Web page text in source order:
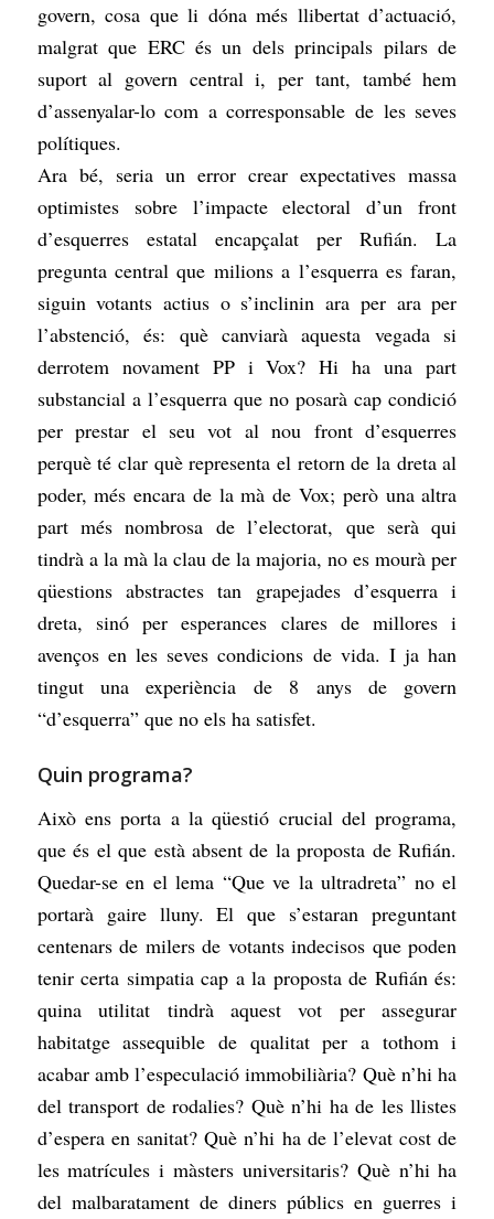
govern, cosa que li dóna més llibertat d’actuació,
malgrat que ERC és un dels principals pilars de
suport al govern central i, per tant, també hem
d’assenyalar-lo com a corresponsable de les seves
polítiques.
Ara bé, seria un error crear expectatives massa
optimistes sobre l’impacte electoral d’un front
d’esquerres estatal encapçalat per Rufián. La
pregunta central que milions a l’esquerra es faran,
siguin votants actius o s’inclinin ara per ara per
l’abstenció, és: què canviarà aquesta vegada si
derrotem novament PP i Vox? Hi ha una part
substancial a l’esquerra que no posarà cap condició
per prestar el seu vot al nou front d’esquerres
perquè té clar què representa el retorn de la dreta al
poder, més encara de la mà de Vox; però una altra
part més nombrosa de l’electorat, que serà qui
tindrà a la mà la clau de la majoria, no es mourà per
qüestions abstractes tan grapejades d’esquerra i
dreta, sinó per esperances clares de millores i
avenços en les seves condicions de vida. I ja han
tingut una experiència de 8 anys de govern
“d’esquerra” que no els ha satisfet.
Quin programa?
Això ens porta a la qüestió crucial del programa,
que és el que està absent de la proposta de Rufián.
Quedar-se en el lema “Que ve la ultradreta” no el
portarà gaire lluny. El que s’estaran preguntant
centenars de milers de votants indecisos que poden
tenir certa simpatia cap a la proposta de Rufián és:
quina utilitat tindrà aquest vot per assegurar
habitatge assequible de qualitat per a tothom i
acabar amb l’especulació immobiliària? Què n’hi ha
del transport de rodalies? Què n’hi ha de les llistes
d’espera en sanitat? Què n’hi ha de l’elevat cost de
les matrícules i màsters universitaris? Què n’hi ha
del malbaratament de diners públics en guerres i